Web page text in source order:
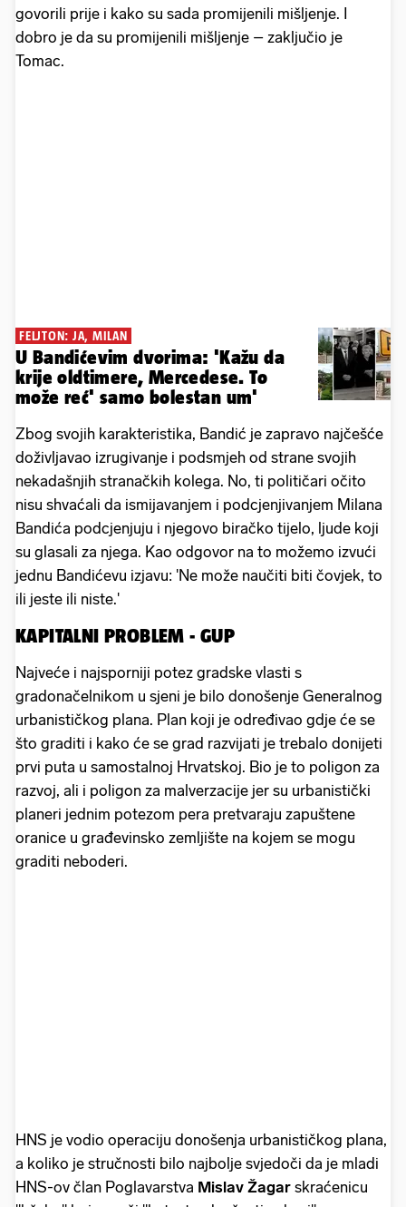
govorili prije i kako su sada promijenili mišljenje. I
dobro je da su promijenili mišljenje – zaključio je
Tomac.
FELJTON: JA, MILAN
U Bandićevim dvorima: 'Kažu da
krije oldtimere, Mercedese. To
može reć' samo bolestan um'
Zbog svojih karakteristika, Bandić je zapravo najčešće
doživljavao izrugivanje i podsmjeh od strane svojih
nekadašnjih stranačkih kolega. No, ti političari očito
nisu shvaćali da ismijavanjem i podcjenjivanjem Milana
Bandića podcjenjuju i njegovo biračko tijelo, ljude koji
su glasali za njega. Kao odgovor na to možemo izvući
jednu Bandićevu izjavu: 'Ne može naučiti biti čovjek, to
ili jeste ili niste.'
KAPITALNI PROBLEM - GUP
Najveće i najsporniji potez gradske vlasti s
gradonačelnikom u sjeni je bilo donošenje Generalnog
urbanističkog plana. Plan koji je određivao gdje će se
što graditi i kako će se grad razvijati je trebalo donijeti
prvi puta u samostalnoj Hrvatskoj. Bio je to poligon za
razvoj, ali i poligon za malverzacije jer su urbanistički
planeri jednim potezom pera pretvaraju zapuštene
oranice u građevinsko zemljište na kojem se mogu
graditi neboderi.
HNS je vodio operaciju donošenja urbanističkog plana,
a koliko je stručnosti bilo najbolje svjedoči da je mladi
HNS-ov član Poglavarstva Mislav Žagar skraćenicu